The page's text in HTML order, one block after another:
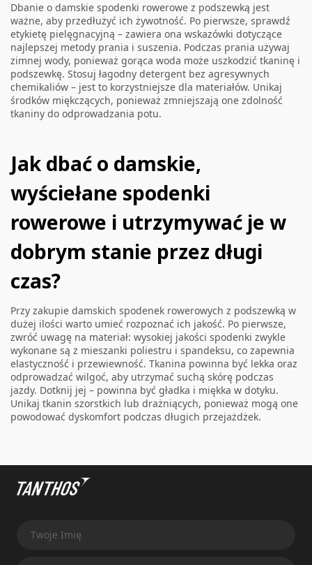
Dbanie o damskie spodenki rowerowe z podszewką jest
ważne, aby przedłużyć ich żywotność. Po pierwsze, sprawdź
etykietę pielęgnacyjną – zawiera ona wskazówki dotyczące
najlepszej metody prania i suszenia. Podczas prania używaj
zimnej wody, ponieważ gorąca woda może uszkodzić tkaninę i
podszewkę. Stosuj łagodny detergent bez agresywnych
chemikaliów – jest to korzystniejsze dla materiałów. Unikaj
środków miękczących, ponieważ zmniejszają one zdolność
tkaniny do odprowadzania potu.
Jak dbać o damskie,
wyściełane spodenki
rowerowe i utrzymywać je w
dobrym stanie przez długi
czas?
Przy zakupie damskich spodenek rowerowych z podszewką w
dużej ilości warto umieć rozpoznać ich jakość. Po pierwsze,
zwróć uwagę na materiał: wysokiej jakości spodenki zwykle
wykonane są z mieszanki poliestru i spandeksu, co zapewnia
elastyczność i przewiewność. Tkanina powinna być lekka oraz
odprowadzać wilgoć, aby utrzymać suchą skórę podczas
jazdy. Dotknij jej – powinna być gładka i miękka w dotyku.
Unikaj tkanin szorstkich lub drażniących, ponieważ mogą one
powodować dyskomfort podczas długich przejażdżek.